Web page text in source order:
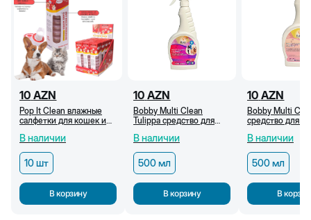
10 AZN
Pop It Clean влажные
салфетки для кошек и
В наличии
10 шт
В корзину
10 AZN
Bobby Multi Clean
Tulippa средство для
поверхностей, 500 мл
В наличии
500 мл
В корзину
10 AZN
Bobby Multi
средство для
500 мл
В наличии
500 мл
В